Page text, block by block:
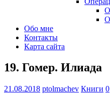
Обо мне
Контакты
Карта сайта
19. Гомер. Илиада
21.08.2018 ptolmachev Книги 0